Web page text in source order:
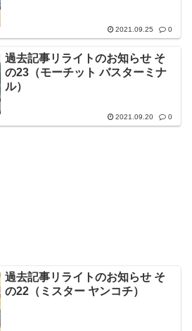
2021.09.25 0
過去記事リライトのお知らせ そ
の23（モーチット バスターミナ
ル）
2021.09.20 0
過去記事リライトのお知らせ そ
の22（ミスター ヤンコチ）